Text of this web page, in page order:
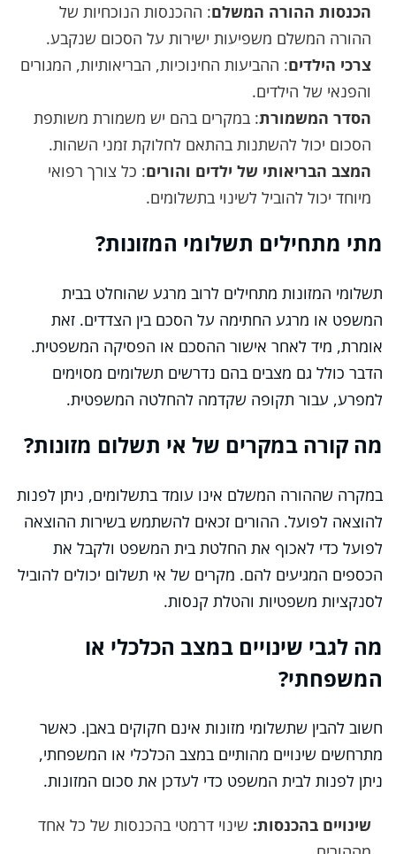
הכנסות ההורה המשלם: ההכנסות הנוכחיות של
ההורה המשלם משפיעות ישירות על הסכום שנקבע.
צרכי הילדים: ההביעות החינוכיות, הבריאותיות, המגורים
והפנאי של הילדים.
הסדר המשמורת: במקרים בהם יש משמורת משותפת
הסכום יכול להשתנות בהתאם לחלוקת זמני השהות.
המצב הבריאותי של ילדים והורים: כל צורך רפואי
מיוחד יכול להוביל לשינוי בתשלומים.
מתי מתחילים תשלומי המזונות?
תשלומי המזונות מתחילים לרוב מרגע שהוחלט בבית
המשפט או מרגע החתימה על הסכם בין הצדדים. זאת
אומרת, מיד לאחר אישור ההסכם או הפסיקה המשפטית.
הדבר כולל גם מצבים בהם נדרשים תשלומים מסוימים
למפרע, עבור תקופה שקדמה להחלטה המשפטית.
מה קורה במקרים של אי תשלום מזונות?
במקרה שההורה המשלם אינו עומד בתשלומים, ניתן לפנות
להוצאה לפועל. ההורים זכאים להשתמש בשירות ההוצאה
לפועל כדי לאכוף את החלטת בית המשפט ולקבל את
הכספים המגיעים להם. מקרים של אי תשלום יכולים להוביל
לסנקציות משפטיות והטלת קנסות.
מה לגבי שינויים במצב הכלכלי או
המשפחתי?
חשוב להבין שתשלומי מזונות אינם חקוקים באבן. כאשר
מתרחשים שינויים מהותיים במצב הכלכלי או המשפחתי,
ניתן לפנות לבית המשפט כדי לעדכן את סכום המזונות.
שינויים בהכנסות: שינוי דרמטי בהכנסות של כל אחד